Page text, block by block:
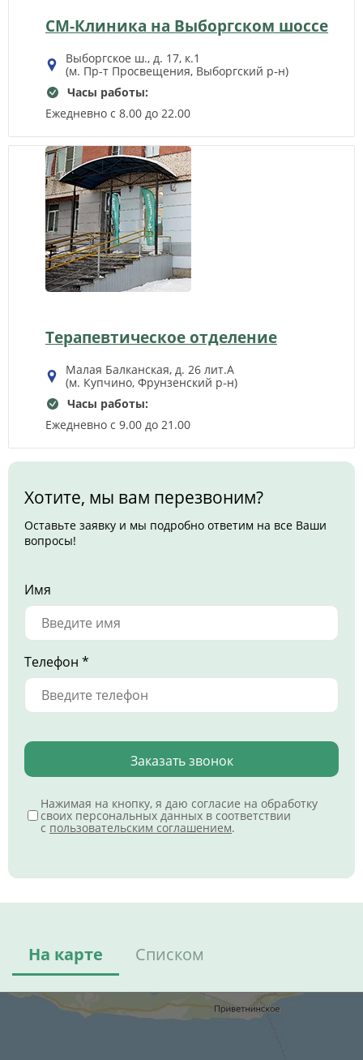
СМ-Клиника на Выборгском шоссе
Выборгское ш., д. 17, к.1
(м. Пр-т Просвещения, Выборгский р‑н)
Часы работы:
Ежедневно с 8.00 до 22.00
Терапевтическое отделение
Малая Балканская, д. 26 лит.А
(м. Купчино, Фрунзенский р‑н)
Часы работы:
Ежедневно с 9.00 до 21.00
Хотите, мы вам перезвоним?
Оставьте заявку и мы подробно ответим на все Ваши
вопросы!
Имя
Телефон *
Заказать звонок
Нажимая на кнопку, я даю согласие на обработку
своих персональных данных в соответствии
с пользовательским соглашением.
На карте Списком